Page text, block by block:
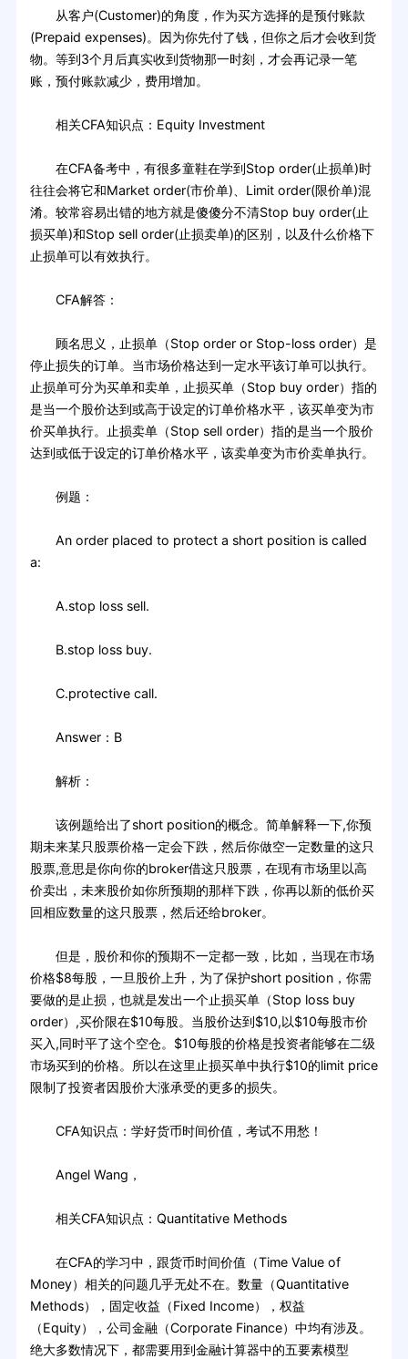
从客户(Customer)的角度，作为买方选择的是预付账款
(Prepaid expenses)。因为你先付了钱，但你之后才会收到货
物。等到3个月后真实收到货物那一时刻，才会再记录一笔
账，预付账款减少，费用增加。
相关CFA知识点：Equity Investment
在CFA备考中，有很多童鞋在学到Stop order(止损单)时
往往会将它和Market order(市价单)、Limit order(限价单)混
淆。较常容易出错的地方就是傻傻分不清Stop buy order(止
损买单)和Stop sell order(止损卖单)的区别，以及什么价格下
止损单可以有效执行。
CFA解答：
顾名思义，止损单（Stop order or Stop-loss order）是
停止损失的订单。当市场价格达到一定水平该订单可以执行。
止损单可分为买单和卖单，止损买单（Stop buy order）指的
是当一个股价达到或高于设定的订单价格水平，该买单变为市
价买单执行。止损卖单（Stop sell order）指的是当一个股价
达到或低于设定的订单价格水平，该卖单变为市价卖单执行。
例题：
An order placed to protect a short position is called
a:
A.stop loss sell.
B.stop loss buy.
C.protective call.
Answer：B
解析：
该例题给出了short position的概念。简单解释一下,你预
期未来某只股票价格一定会下跌，然后你做空一定数量的这只
股票,意思是你向你的broker借这只股票，在现有市场里以高
价卖出，未来股价如你所预期的那样下跌，你再以新的低价买
回相应数量的这只股票，然后还给broker。
但是，股价和你的预期不一定都一致，比如，当现在市场
价格$8每股，一旦股价上升，为了保护short position，你需
要做的是止损，也就是发出一个止损买单（Stop loss buy
order）,买价限在$10每股。当股价达到$10,以$10每股市价
买入,同时平了这个空仓。$10每股的价格是投资者能够在二级
市场买到的价格。所以在这里止损买单中执行$10的limit price
限制了投资者因股价大涨承受的更多的损失。
CFA知识点：学好货币时间价值，考试不用愁！
Angel Wang，
相关CFA知识点：Quantitative Methods
在CFA的学习中，跟货币时间价值（Time Value of
Money）相关的问题几乎无处不在。数量（Quantitative
Methods），固定收益（Fixed Income），权益
（Equity），公司金融（Corporate Finance）中均有涉及。
绝大多数情况下，都需要用到金融计算器中的五要素模型